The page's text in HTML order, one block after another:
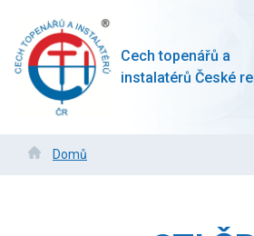
hlavnímu
obsahu
Cech topenářů a
instalatérů České
Drobečková
navigace
Domů